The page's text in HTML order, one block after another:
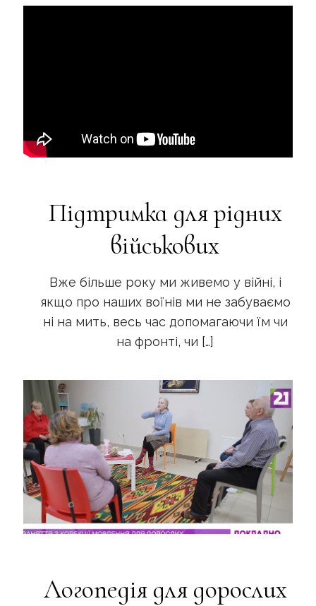
Підтримка для рідних
військових
Вже більше року ми живемо у війні, і
якщо про наших воїнів ми не забуваємо
ні на мить, весь час допомагаючи їм чи
на фронті, чи […]
Логопедія для дорослих